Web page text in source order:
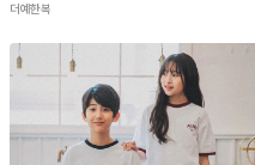
더예한복